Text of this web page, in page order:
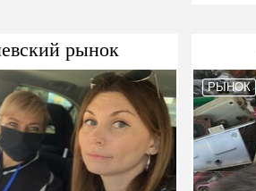
рынок
РЫНОК